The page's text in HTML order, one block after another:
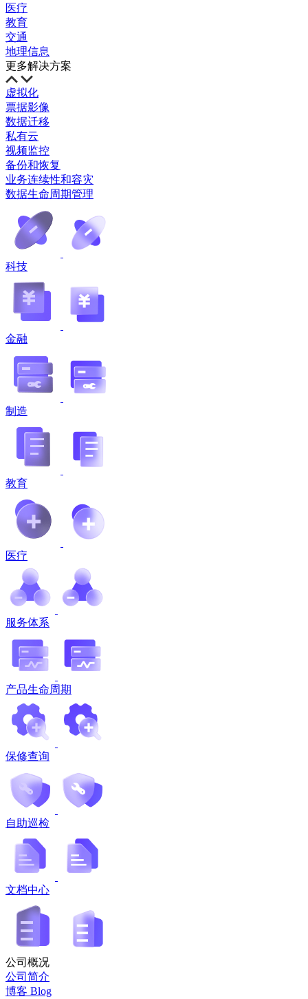
医疗
教育
交通
地理信息
更多解决方案
虚拟化
票据影像
数据迁移
私有云
视频监控
备份和恢复
业务连续性和容灾
数据生命周期管理
科技
金融
制造
教育
医疗
服务体系
产品生命周期
保修查询
自助巡检
文档中心
公司概况
公司简介
博客 Blog